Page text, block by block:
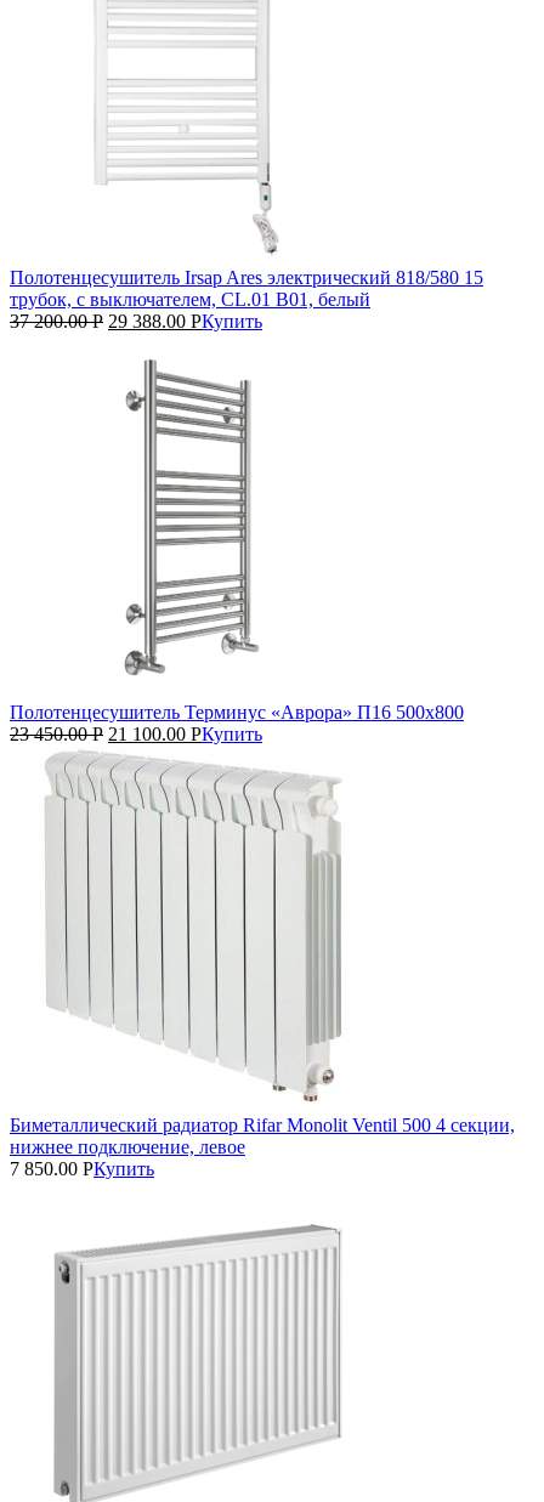
Полотенцесушитель Irsap Ares электрический 818/580 15
трубок, с выключателем, CL.01 B01, белый
37 200.00Р 29 388.00 РКупить
Полотенцесушитель Терминус «Аврора» П16 500х800
23 450.00Р 21 100.00 РКупить
Биметаллический радиатор Rifar Monolit Ventil 500 4 секции,
нижнее подключение, левое
7 850.00 РКупить